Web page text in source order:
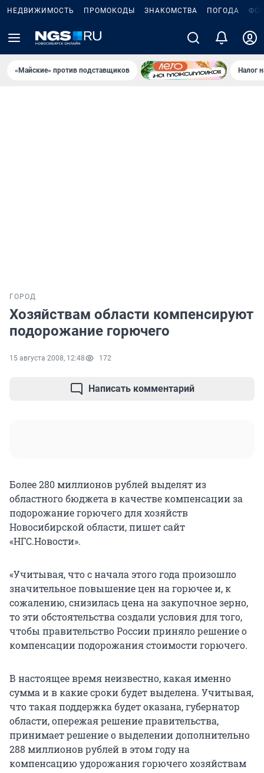
НЕДВИЖИМОСТЬ ПРОМОКОДЫ ЗНАКОМСТВА ПОГОДА
«Майские» против подставщиков Налог
ГОРОД
Хозяйствам области компенсируют
подорожание горючего
15 августа 2008, 12:48 172
Написать комментарий
Более 280 миллионов рублей выделят из
областного бюджета в качестве компенсации за
подорожание горючего для хозяйств
Новосибирской области, пишет сайт
«НГС.Новости».
«Учитывая, что с начала этого года произошло
значительное повышение цен на горючее и, к
сожалению, снизилась цена на закупочное зерно,
то эти обстоятельства создали условия для того,
чтобы правительство России приняло решение о
компенсации подорожания стоимости горючего.
В настоящее время неизвестно, какая именно
сумма и в какие сроки будет выделена. Учитывая,
что такая поддержка будет оказана, губернатор
области, опережая решение правительства,
принимает решение о выделении дополнительно
288 миллионов рублей в этом году на
компенсацию удорожания горючего хозяйствам